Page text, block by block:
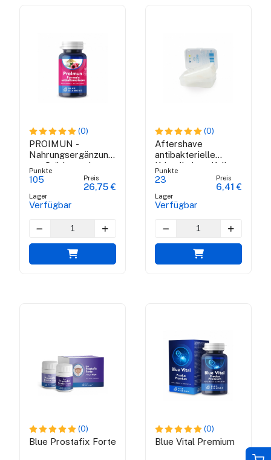
(0)
PROIMUN -
Nahrungsergänzungsmittel
zur Stärkung der
Immunität
Punkte
105
Lager
Verfügbar
Preis
26,75 €
(0)
Aftershave
antibakterielle
Kristall alaun Kalium
Punkte
23
Lager
Verfügbar
Preis
6,41 €
(0)
Blue Prostafix Forte
(0)
Blue Vital Premium